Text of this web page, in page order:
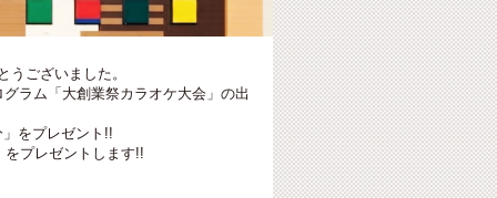
ございました。
ラム「大創業祭カラオケ大会」の出
をプレゼント!!
プレゼントします!!